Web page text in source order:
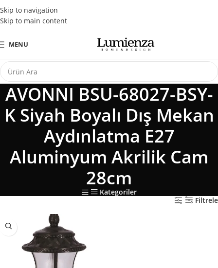
Skip to navigation
Skip to main content
Tüm Kredi Kartlarına Peşin Fiyatına 3 Taksit Fırsatı
MENU
AVONNI BSU-68027-BSY-
K Siyah Boyalı Dış Mekan
Aydınlatma E27
Aluminyum Akrilik Cam
28cm
Kategoriler
Filtrele